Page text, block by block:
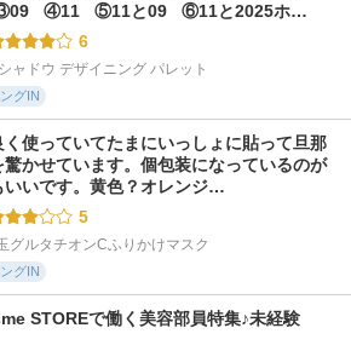
④11   ⑤11と09   ⑥11と2025ホ…
6
ャドウ デザイニング パレット
グIN
く使っていてたまにいっしょに貼って旦那
驚かせています。個包装になっているのが
いいです。黄色？オレンジ…
5
グルタチオンCふりかけマスク
グIN
STOREで働く美容部員特集♪未経験